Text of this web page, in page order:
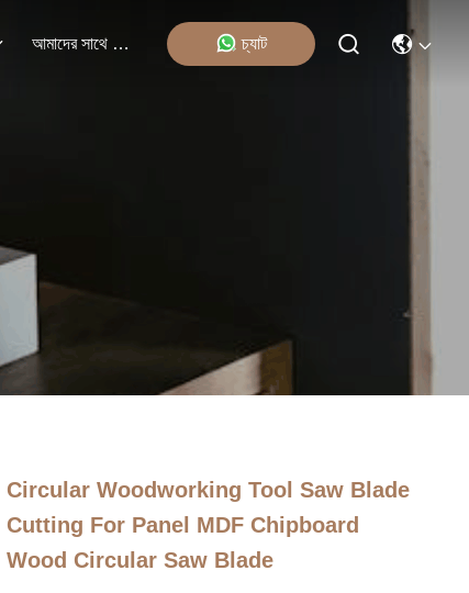
আমাদের সাথে যোগাযোগ চ্যাট
Circular Woodworking Tool Saw Blade
Cutting For Panel MDF Chipboard
Wood Circular Saw Blade